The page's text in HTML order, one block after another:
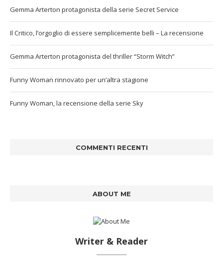
Gemma Arterton protagonista della serie Secret Service
Il Critico, l’orgoglio di essere semplicemente belli – La recensione
Gemma Arterton protagonista del thriller “Storm Witch”
Funny Woman rinnovato per un’altra stagione
Funny Woman, la recensione della serie Sky
COMMENTI RECENTI
ABOUT ME
Writer & Reader